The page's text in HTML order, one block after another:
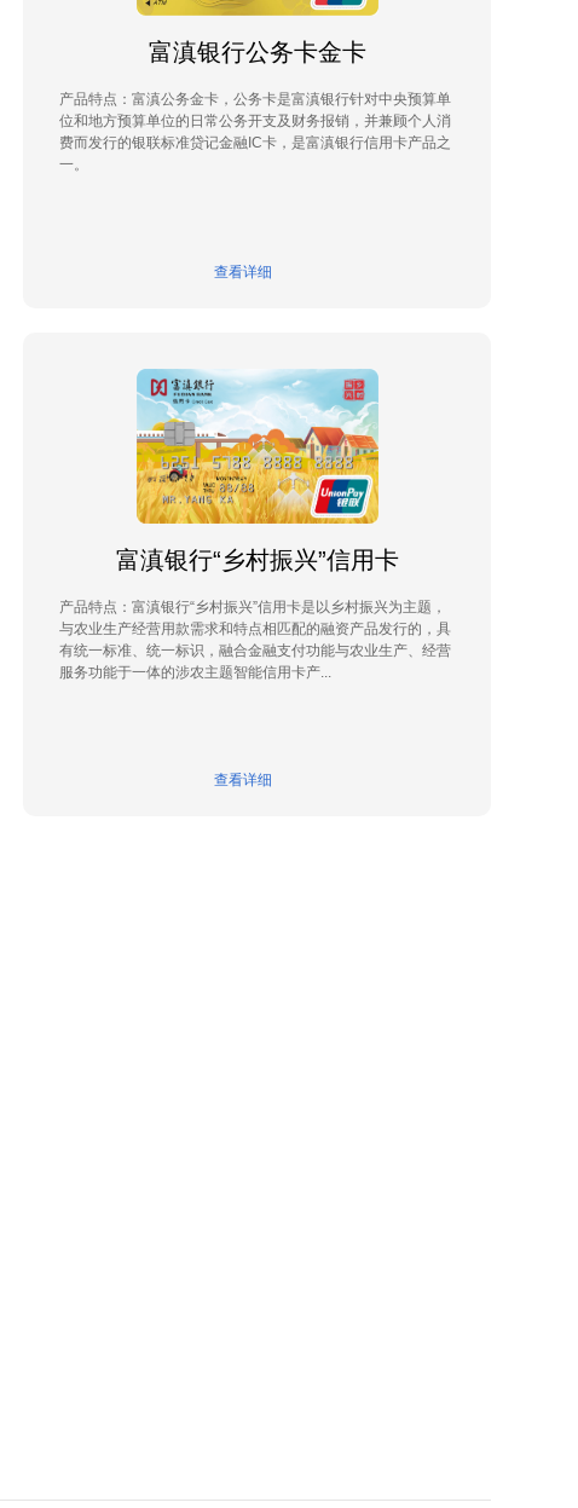
富滇银行公务卡金卡
产品特点：富滇公务金卡，公务卡是富滇银行针对中央预算单
位和地方预算单位的日常公务开支及财务报销，并兼顾个人消
费而发行的银联标准贷记金融IC卡，是富滇银行信用卡产品之
一。
查看详细
富滇银行“乡村振兴”信用卡
产品特点：富滇银行“乡村振兴”信用卡是以乡村振兴为主题，
与农业生产经营用款需求和特点相匹配的融资产品发行的，具
有统一标准、统一标识，融合金融支付功能与农业生产、经营
服务功能于一体的涉农主题智能信用卡产...
查看详细